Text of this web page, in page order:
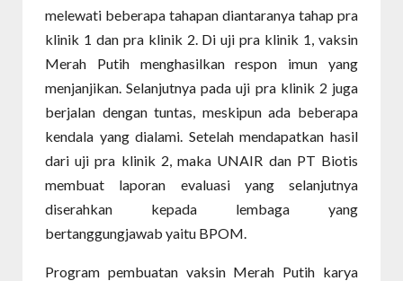
melewati beberapa tahapan diantaranya tahap pra
klinik 1 dan pra klinik 2. Di uji pra klinik 1, vaksin
Merah Putih menghasilkan respon imun yang
menjanjikan. Selanjutnya pada uji pra klinik 2 juga
berjalan dengan tuntas, meskipun ada beberapa
kendala yang dialami. Setelah mendapatkan hasil
dari uji pra klinik 2, maka UNAIR dan PT Biotis
membuat laporan evaluasi yang selanjutnya
diserahkan kepada lembaga yang
bertanggungjawab yaitu BPOM.
Program pembuatan vaksin Merah Putih karya